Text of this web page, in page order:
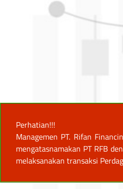
Perhatian!!!
Managemen PT. Rifan
mengatasnamakan PT RFB
melaksanakan transaksi